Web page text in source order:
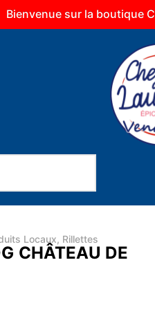
sur la boutique Chez
Locaux, Rillettes
CHÂTEAU DE